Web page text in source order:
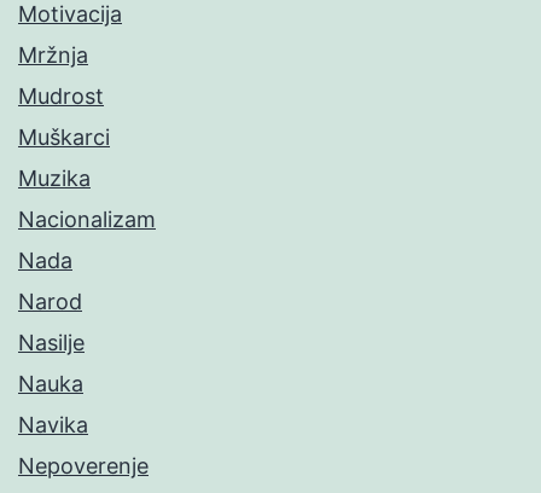
Motivacija
Mržnja
Mudrost
Muškarci
Muzika
Nacionalizam
Nada
Narod
Nasilje
Nauka
Navika
Nepoverenje